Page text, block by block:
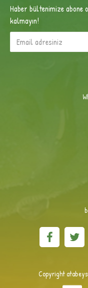
Haber bültenimize
kalmayın!
Copyright